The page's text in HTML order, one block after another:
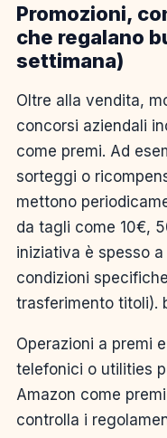
Promozioni,
che regalano
settimana)
Oltre alla vendita,
concorsi aziendali
come premi. Ad
sorteggi o
mettono
da tagli come 10€,
iniziativa è spesso
condizioni
trasferimento titoli).
Operazioni a premi
telefonici o utilities
Amazon come
controlla i